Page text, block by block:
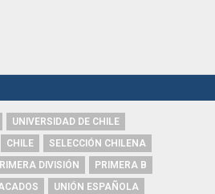
UNIVERSIDAD DE CHILE
CHILE
SELECCIÓN CHILENA
DIVISIÓN
PRIMERA B
UNIÓN ESPAÑOLA